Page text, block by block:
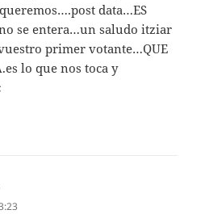
data…ES
se entera…un saludo itziar
primer votante…QUE
lo que nos toca y